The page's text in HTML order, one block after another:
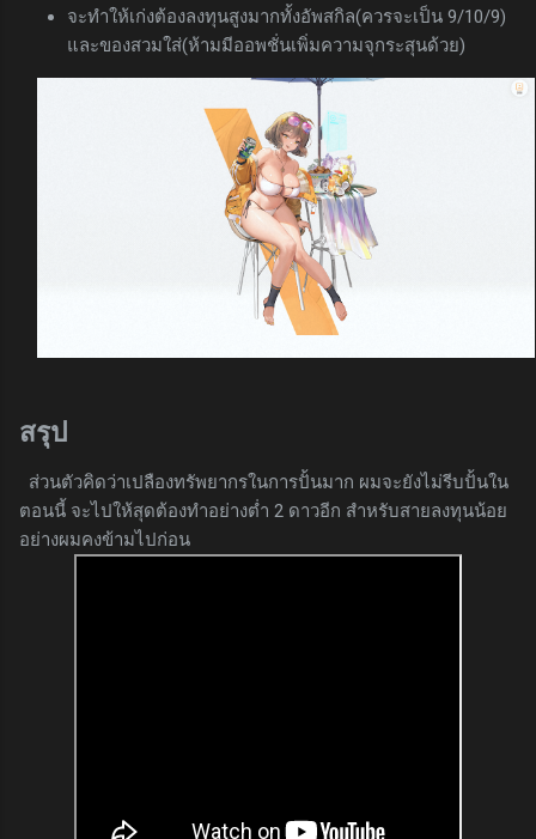
จะทำให้เก่งต้องลงทุนสูงมากทั้งอัพสกิล(ควรจะเป็น 9/10/9)
และของสวมใส่(ห้ามมีออพชั่นเพิ่มความจุกระสุนด้วย)
สรุป
ส่วนตัวคิดว่าเปลืองทรัพยากรในการปั้นมาก ผมจะยังไม่รีบปั้นใน
ตอนนี้ จะไปให้สุดต้องทำอย่างต่ำ 2 ดาวอีก สำหรับสายลงทุนน้อย
อย่างผมคงข้ามไปก่อน